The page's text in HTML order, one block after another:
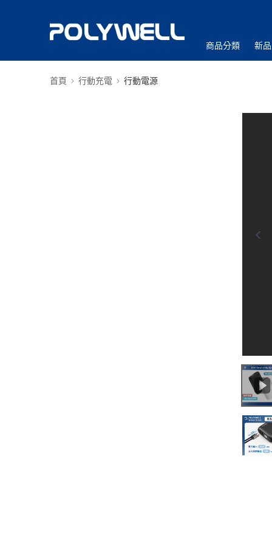
商品分類 新
首頁 行動充電 行動電源